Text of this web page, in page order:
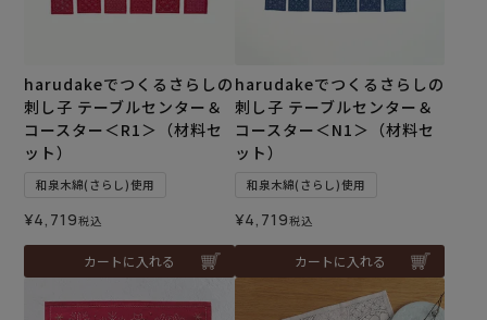
harudakeでつくるさらしの
刺し子 テーブルセンター＆
コースター＜R1＞（材料セ
ット）
和泉木綿(さらし)使用
¥4,719税込
カートに入れる
harudakeでつくるさらしの
刺し子 テーブルセンター＆
コースター＜N1＞（材料セ
ット）
和泉木綿(さらし)使用
¥4,719税込
カートに入れる